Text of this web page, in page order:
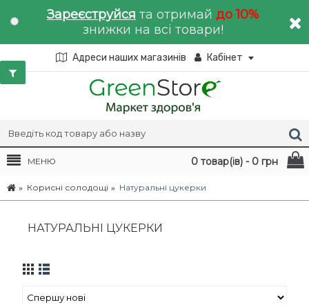
Зареєструйся та отримай до 10%
знижки на всі товари!
Адреси наших магазинів Кабінет
0 товар(ів) - 0 грн
МЕНЮ
Корисні солодощі Натуральні цукерки
НАТУРАЛЬНІ ЦУКЕРКИ